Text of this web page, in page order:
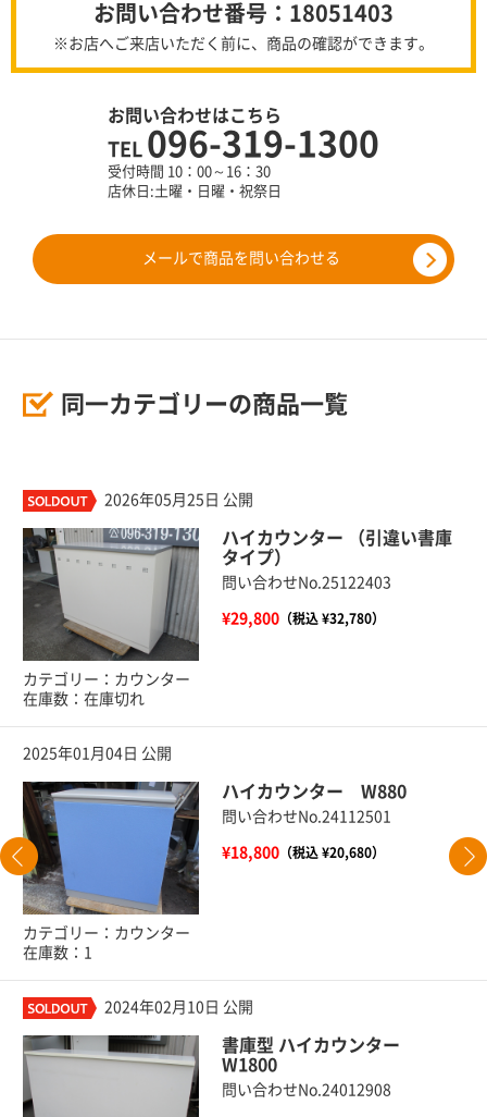
お問い合わせ番号：18051403
※お店へご来店いただく前に、商品の確認ができます。
お問い合わせはこちら
TEL 096-319-1300
受付時間 10：00～16：30
店休日:土曜・日曜・祝祭日
メールで商品を問い合わせる
同一カテゴリーの商品一覧
2026年05月25日 公開
ハイカウンター （引違い書庫
タイプ）
問い合わせNo.25122403
¥29,800（税込 ¥32,780）
カテゴリー：カウンター
在庫数：在庫切れ
2025年01月04日 公開
ハイカウンター W880
問い合わせNo.24112501
¥18,800（税込 ¥20,680）
カテゴリー：カウンター
在庫数：1
2024年02月10日 公開
書庫型 ハイカウンター
W1800
問い合わせNo.24012908